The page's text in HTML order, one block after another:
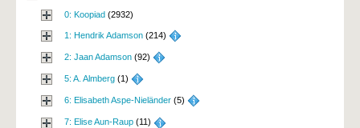
0: Koopiad (2932)
1: Hendrik Adamson (214)
2: Jaan Adamson (92)
5: A. Almberg (1)
6: Elisabeth Aspe-Nieländer (5)
7: Elise Aun-Raup (11)